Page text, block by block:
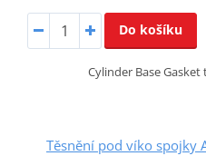
Do košíku
Cylinder Base Gasket
Těsnění pod víko spojky